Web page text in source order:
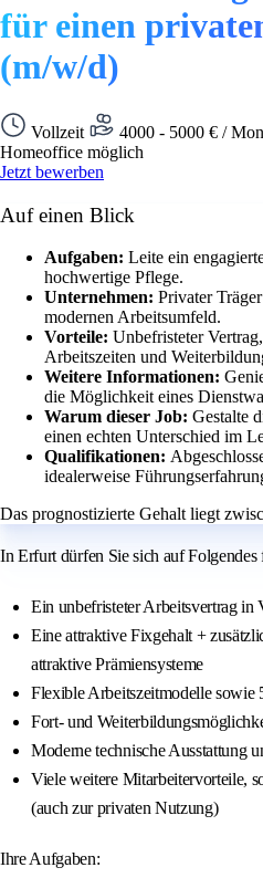
für einen
(m/w/d)
Vollzeit 4000 - 5000 € /
Homeoffice möglich
Jetzt bewerben
Auf einen Blick
Aufgaben: Leite ein
hochwertige Pflege.
Unternehmen: Privater
modernen Arbeitsumfeld.
Vorteile: Unbefristeter
Arbeitszeiten und
Weitere Informationen:
die Möglichkeit eines
Warum dieser Job: Gestalte
einen echten Unterschied im
Qualifikationen:
idealerweise
Das prognostizierte Gehalt liegt
In Erfurt dürfen Sie sich auf Folgendes
Ein unbefristeter Arbeitsvertrag in
Eine attraktive Fixgehalt +
attraktive Prämiensysteme
Flexible Arbeitszeitmodelle sowie
Fort- und
Moderne technische Ausstattung
Viele weitere Mitarbeitervorteile,
(auch zur privaten Nutzung)
Ihre Aufgaben: